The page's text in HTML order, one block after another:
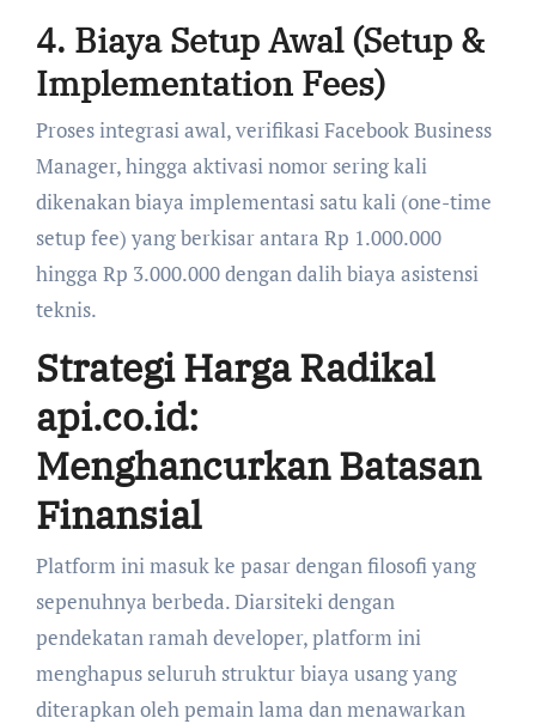
4. Biaya Setup Awal (Setup &
Implementation Fees)
Proses integrasi awal, verifikasi Facebook Business
Manager, hingga aktivasi nomor sering kali
dikenakan biaya implementasi satu kali (one-time
setup fee) yang berkisar antara Rp 1.000.000
hingga Rp 3.000.000 dengan dalih biaya asistensi
teknis.
Strategi Harga Radikal
api.co.id:
Menghancurkan Batasan
Finansial
Platform ini masuk ke pasar dengan filosofi yang
sepenuhnya berbeda. Diarsiteki dengan
pendekatan ramah developer, platform ini
menghapus seluruh struktur biaya usang yang
diterapkan oleh pemain lama dan menawarkan